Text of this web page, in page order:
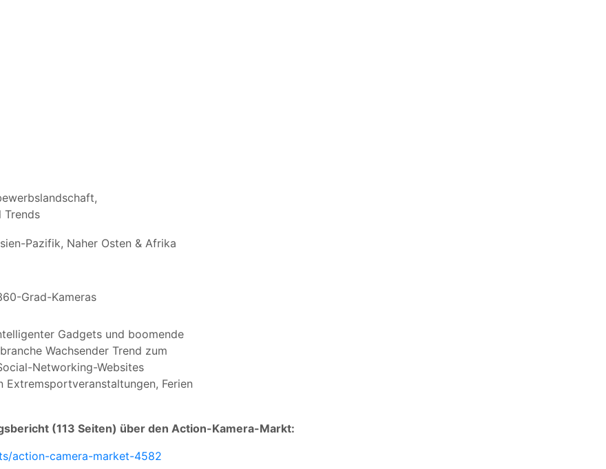
Trends
Pazifik, Naher Osten & Afrika
Grad-Kameras
Gadgets und boomende
Wachsender Trend zum
Networking-Websites
Extremsportveranstaltungen, Ferien
(113 Seiten) über den Action-Kamera-Markt:
action-camera-market-4582